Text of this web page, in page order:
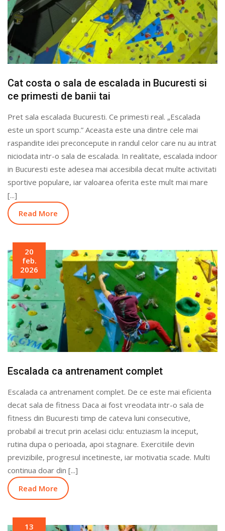
Cat costa o sala de escalada in Bucuresti si
ce primesti de banii tai
Pret sala escalada Bucuresti. Ce primesti real. „Escalada
este un sport scump.” Aceasta este una dintre cele mai
raspandite idei preconcepute in randul celor care nu au intrat
niciodata intr-o sala de escalada. In realitate, escalada indoor
in Bucuresti este adesea mai accesibila decat multe activitati
sportive populare, iar valoarea oferita este mult mai mare
[...]
Read More
20
feb.
2026
Escalada ca antrenament complet
Escalada ca antrenament complet. De ce este mai eficienta
decat sala de fitness Daca ai fost vreodata intr-o sala de
fitness din Bucuresti timp de cateva luni consecutive,
probabil ai trecut prin acelasi ciclu: entuziasm la inceput,
rutina dupa o perioada, apoi stagnare. Exercitiile devin
previzibile, progresul incetineste, iar motivatia scade. Multi
continua doar din [...]
Read More
13